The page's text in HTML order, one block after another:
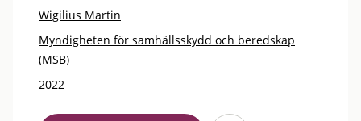
Wigilius Martin
Myndigheten för samhällsskydd och beredskap
(MSB)
2022